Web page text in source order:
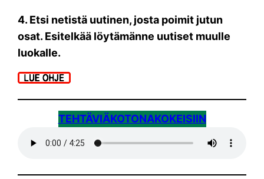
4. Etsi netistä uutinen, josta poimit jutun
osat. Esitelkää löytämänne uutiset muulle
luokalle.
TEHTÄVIÄKOTONAKOKEISIIN